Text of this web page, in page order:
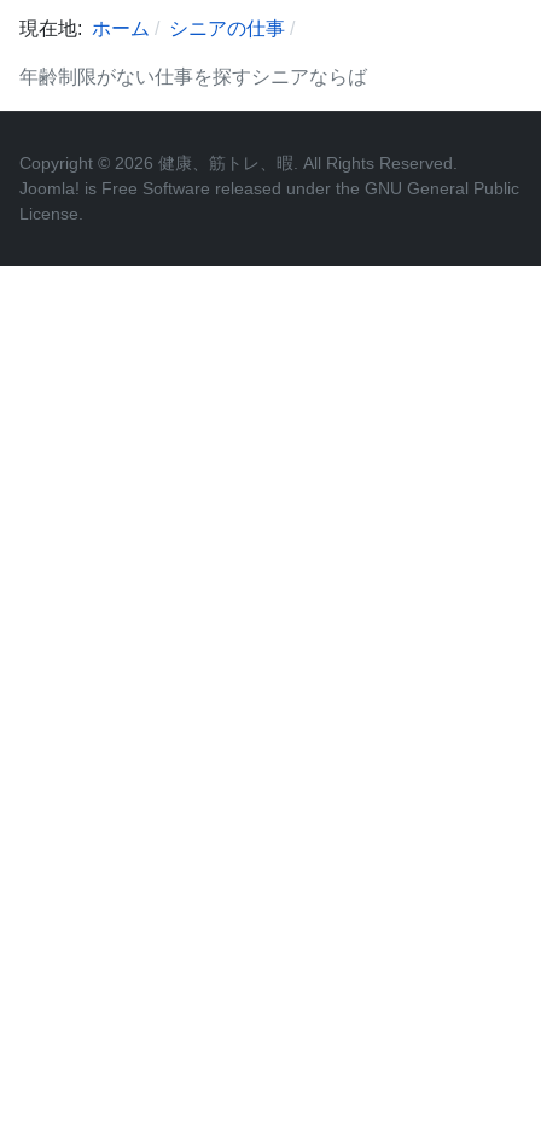
現在地: ホーム シニアの仕事
年齢制限がない仕事を探すシニアならば
Copyright © 2026 健康、筋トレ、暇. All Rights Reserved.
Joomla! is Free Software released under the GNU General Public
License.